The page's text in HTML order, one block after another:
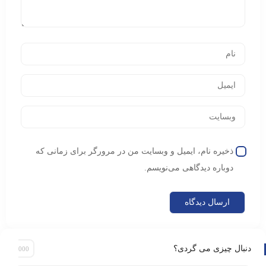
ذخیره نام، ایمیل و وبسایت من در مرورگر برای زمانی که
دوباره دیدگاهی می‌نویسم.
دنبال چیزی می گردی؟